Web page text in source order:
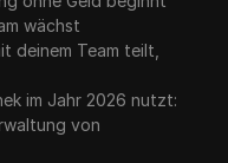
wächst
deinem Team teilt,
im Jahr 2026 nutzt:
von